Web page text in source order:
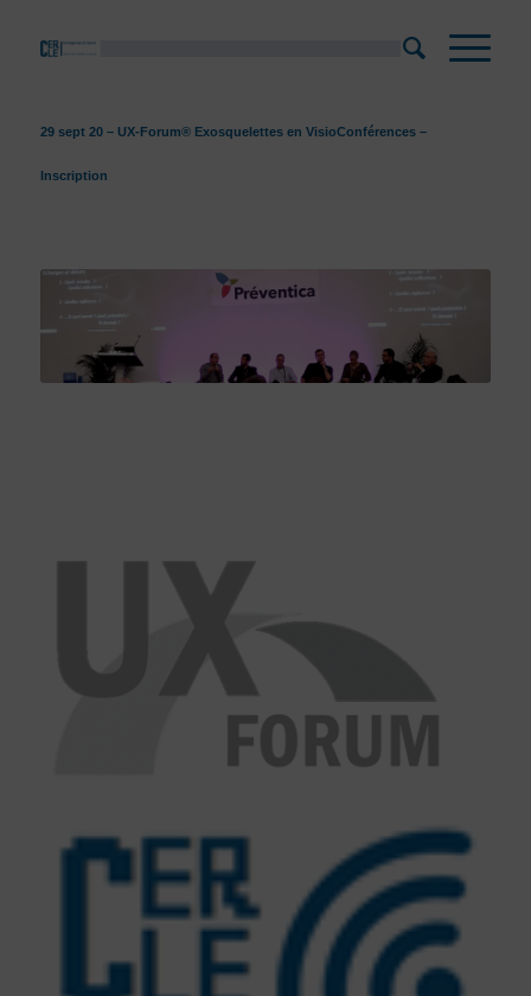
29 sept 20 – UX-Forum® Exosquelettes en VisioConférences –
Inscription